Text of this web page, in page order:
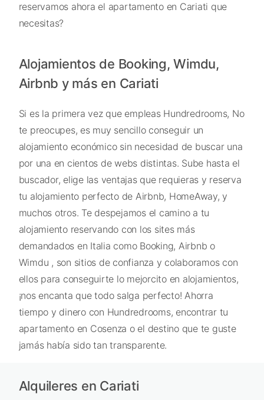
reservamos ahora el apartamento en Cariati que
necesitas?
Alojamientos de Booking, Wimdu,
Airbnb y más en Cariati
Si es la primera vez que empleas Hundredrooms, No
te preocupes, es muy sencillo conseguir un
alojamiento económico sin necesidad de buscar una
por una en cientos de webs distintas. Sube hasta el
buscador, elige las ventajas que requieras y reserva
tu alojamiento perfecto de Airbnb, HomeAway, y
muchos otros. Te despejamos el camino a tu
alojamiento reservando con los sites más
demandados en Italia como Booking, Airbnb o
Wimdu , son sitios de confianza y colaboramos con
ellos para conseguirte lo mejorcito en alojamientos,
¡nos encanta que todo salga perfecto! Ahorra
tiempo y dinero con Hundredrooms, encontrar tu
apartamento en Cosenza o el destino que te guste
jamás había sido tan transparente.
Alquileres en Cariati